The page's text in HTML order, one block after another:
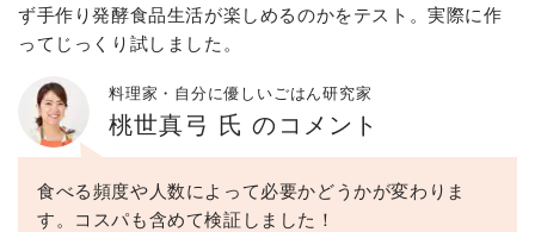
ず手作り発酵食品生活が楽しめるのかをテスト。実際に作
ってじっくり試しました。
料理家・自分に優しいごはん研究家
桃世真弓 氏 のコメント
食べる頻度や人数によって必要かどうかが変わりま
す。コスパも含めて検証しました！